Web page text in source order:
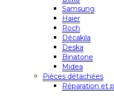
Samsung
Haier
Roch
Décakila
Deska
Binatone
Midea
Pièces détachées
Réparation et